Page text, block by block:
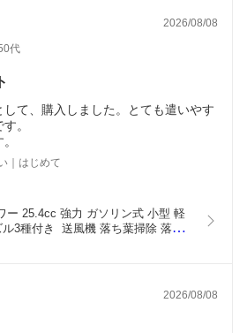
2026/08/08
代
て、購入しました。とても遣いやす
。
｜はじめて
ー 25.4cc 強力 ガソリン式 小型 軽
3種付き  送風機 落ち葉掃除 落ち
2026/08/08